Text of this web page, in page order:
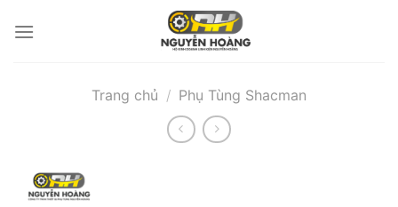
qua
Trang chủ / Phụ Tùng Shacman